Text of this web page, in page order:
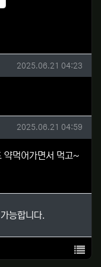
작성일
2025.06.21 04:23
작성일
2025.06.21 04:59
약먹어가면서 먹고~
능합니다.
목록